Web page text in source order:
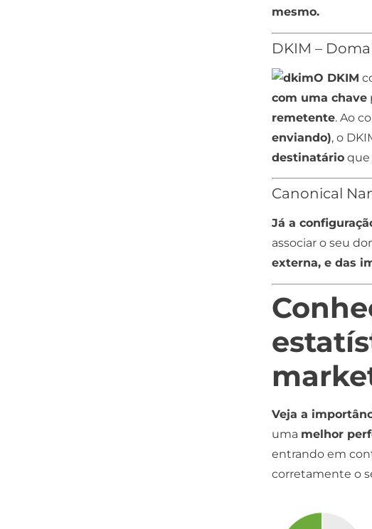
mesmo.
DKIM –
O DKIM
com uma chave
remetente. Ao
enviando), o
destinatário que
Canonical
Já a
associar o seu
externa, e das
Veja a
uma melhor
entrando em
corretamente o